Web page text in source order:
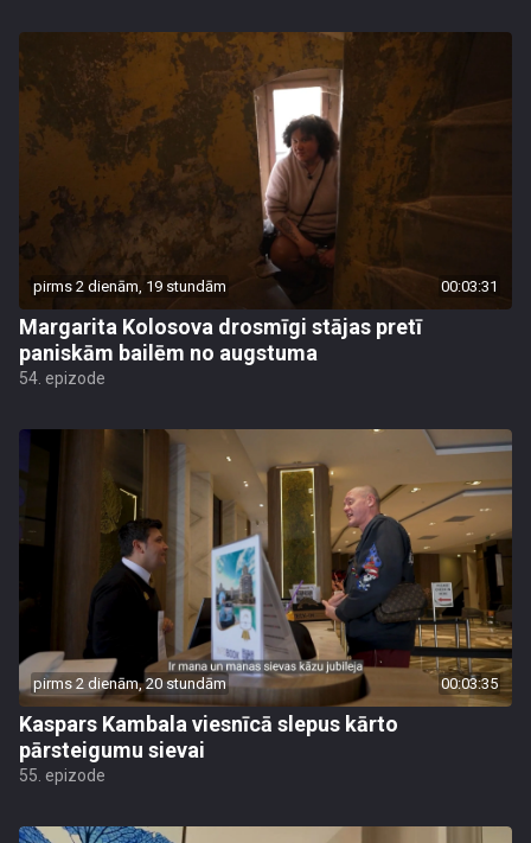
pirms 2 dienām, 19 stundām 00:03:31
Margarita Kolosova drosmīgi stājas pretī
paniskām bailēm no augstuma
54. epizode
pirms 2 dienām, 20 stundām 00:03:35
Kaspars Kambala viesnīcā slepus kārto
pārsteigumu sievai
55. epizode